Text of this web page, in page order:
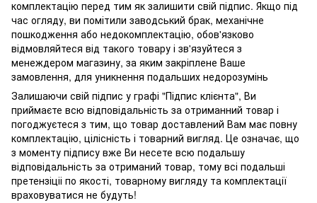
комплектацію перед тим як залишити свій підпис. Якщо під
час огляду, ви помітили заводський брак, механічне
пошкодження або недокомплектацію, обов'язково
відмовляйтеся від такого товару і зв'язуйтеся з
менеждером магазину, за яким закріплене Ваше
замовлення, для уникнення подальших недорозумінь
Залишаючи свій підпис у графі "Підпис клієнта", Ви
приймаєте всю відповідальність за отриманний товар і
погоджуєтеся з тим, що товар доставлений Вам має повну
комплектацію, цілісність і товарний вигляд. Це означає, що
з моменту підпису вже Ви несете всю подальшу
відповідальність за отриманий товар, тому всі подальші
претензіціі по якості, товарному вигляду та комплектації
враховуватися не будуть!